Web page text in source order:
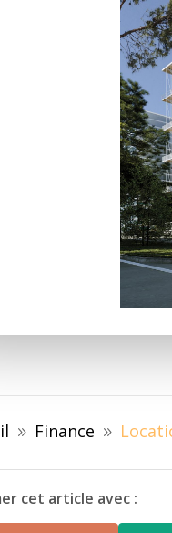
9 Finance 9
cet article avec :